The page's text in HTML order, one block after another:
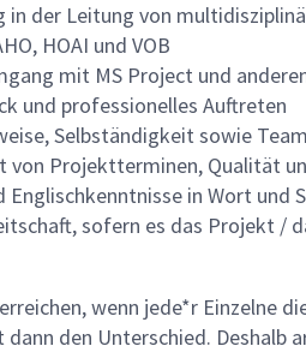
in der Leitung von
HOAI und VOB
mit MS Project und
und professionelles Auftreten
Selbständigkeit sowie
von Projektterminen, Qualität
Englischkenntnisse in Wort und
sofern es das Projekt /
wenn jede*r Einzelne
den Unterschied.